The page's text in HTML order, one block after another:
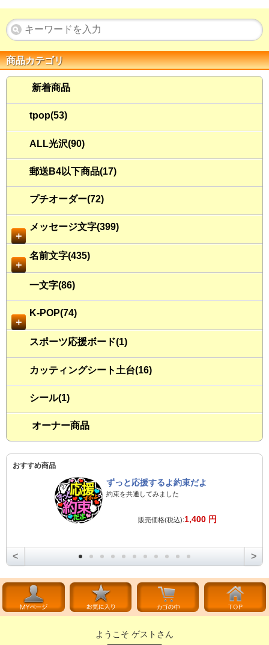
商品カテゴリ
新着商品
tpop(53)
ALL光沢(90)
郵送B4以下商品(17)
プチオーダー(72)
＋
メッセージ文字(399)
＋
名前文字(435)
一文字(86)
＋
K-POP(74)
スポーツ応援ボード(1)
カッティングシート土台(16)
シール(1)
オーナー商品
おすすめ商品
ずっと応援するよ約束だよ
約束を共通してみました
販売価格(税込):1,400 円
< >
ようこそ ゲストさん